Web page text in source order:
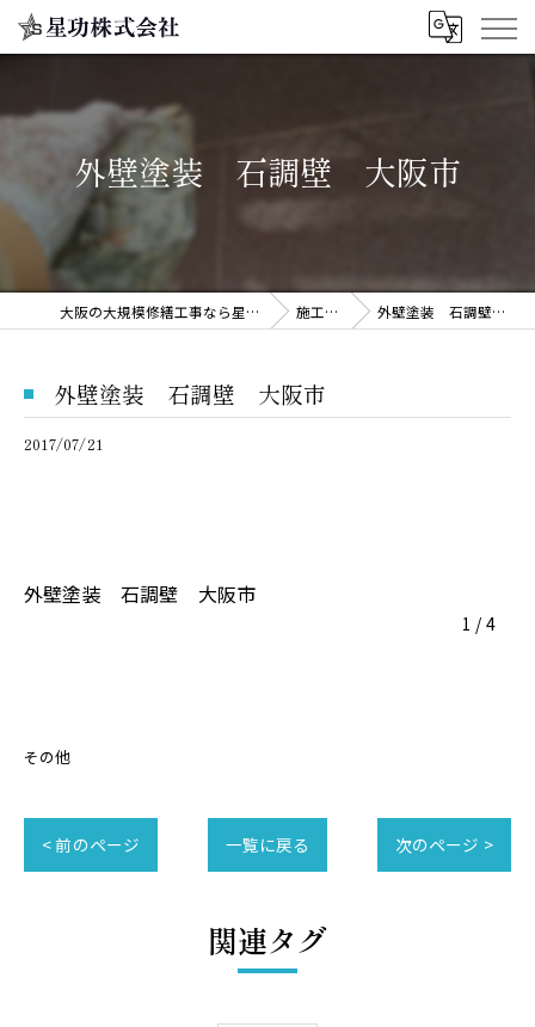
外壁塗装 石調壁 大阪市
大阪の大規模修繕工事なら星功株式会社 施工事例 外壁塗装 石調壁 大阪市
外壁塗装 石調壁 大阪市
2017/07/21
外壁塗装 石調壁 大阪市
1 / 4
その他
< 前のページ 一覧に戻る 次のページ >
関連タグ